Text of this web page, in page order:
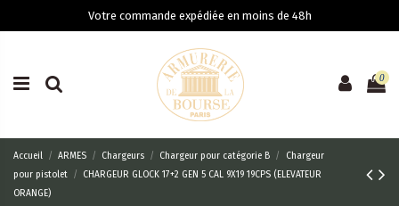
Votre commande expédiée en moins de 48h
0
Accueil ARMES Chargeurs Chargeur pour catégorie B
Chargeur
pour pistolet
CHARGEUR GLOCK 17+2 GEN 5 CAL 9X19 19CPS (ELEVATEUR
ORANGE)